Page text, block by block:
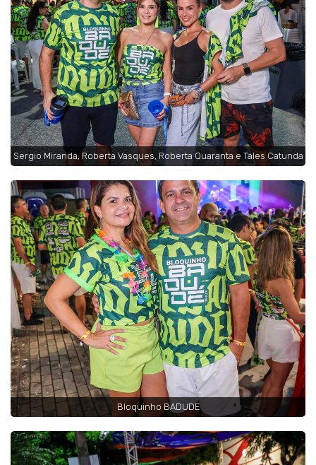
Sergio Miranda, Roberta Vasques, Roberta Quaranta e Tales Catunda
Bloquinho BADUDE